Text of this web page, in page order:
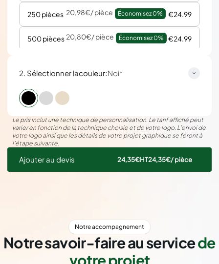
250 pièces 20,98€/ pièce Économisez 0% €24.99
500 pièces 20,80€/ pièce Économisez 0% €24.99
2. Sélectionner lacouleur:Noir
Le prix inclut une technique de personnalisation. Le tarif affiché peut
varier en fonction de la technique choisie et de votre logo. L’envoi de
votre logo ainsi que les détails de votre projet graphique se feront à
l’étape suivante.
Ajouter au devis 24,35€HT24,35€/ pièce
Notre accompagnement
Notre savoir-faire au servicede
votre projet